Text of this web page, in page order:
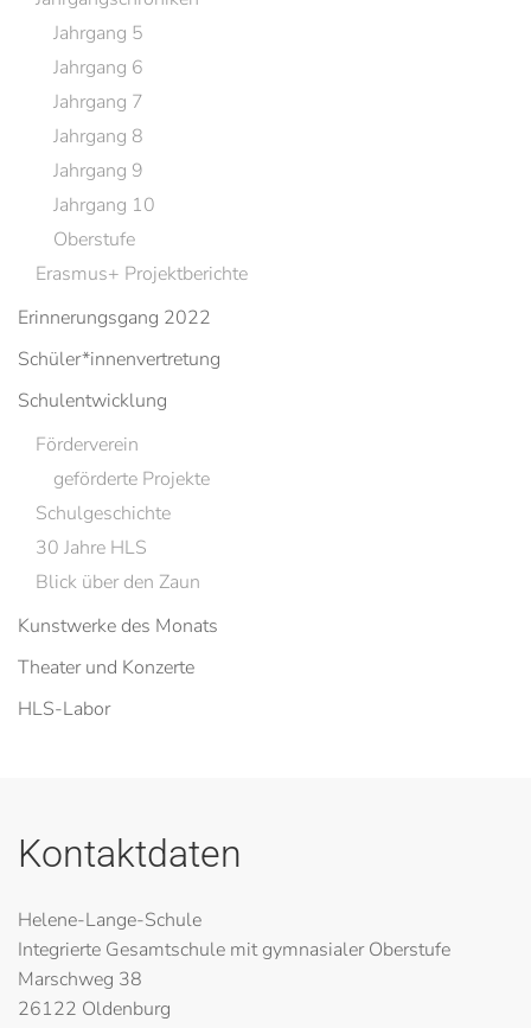
Jahrgang 5
Jahrgang 6
Jahrgang 7
Jahrgang 8
Jahrgang 9
Jahrgang 10
Oberstufe
Erasmus+ Projektberichte
Erinnerungsgang 2022
Schüler*innenvertretung
Schulentwicklung
Förderverein
geförderte Projekte
Schulgeschichte
30 Jahre HLS
Blick über den Zaun
Kunstwerke des Monats
Theater und Konzerte
HLS-Labor
Kontaktdaten
Helene-Lange-Schule
Integrierte Gesamtschule mit gymnasialer Oberstufe
Marschweg 38
26122 Oldenburg